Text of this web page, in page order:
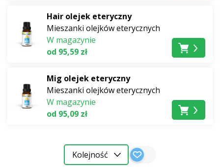
o wysokiej przyswajalności oraz tradycyjną
peruwiańską superfoods BIO RAW Maca.
Hair olejek eteryczny
Mieszanki olejków eterycznych
W magazynie
od 95,59 zł
Mig olejek eteryczny
Mieszanki olejków eterycznych
W magazynie
od 95,09 zł
Kolejność